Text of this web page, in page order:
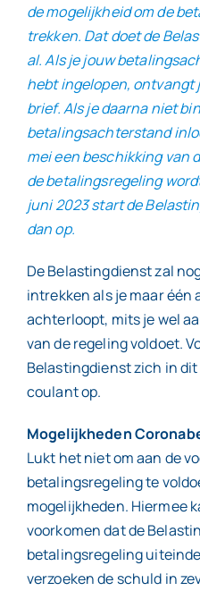
de mogelijkheid om de
trekken. Dat doet de
al. Als je jouw
hebt ingelopen, ontvangt
brief. Als je daarna niet
betalingsachterstand
mei een beschikking van
de betalingsregeling
juni 2023 start de
dan op.
De Belastingdienst zal
intrekken als je maar
achterloopt, mits je wel
van de regeling voldoet.
Belastingdienst zich in
coulant op.
Mogelijkheden
Lukt het niet om aan de
betalingsregeling te
mogelijkheden. Hiermee
voorkomen dat de
betalingsregeling
verzoeken de schuld in